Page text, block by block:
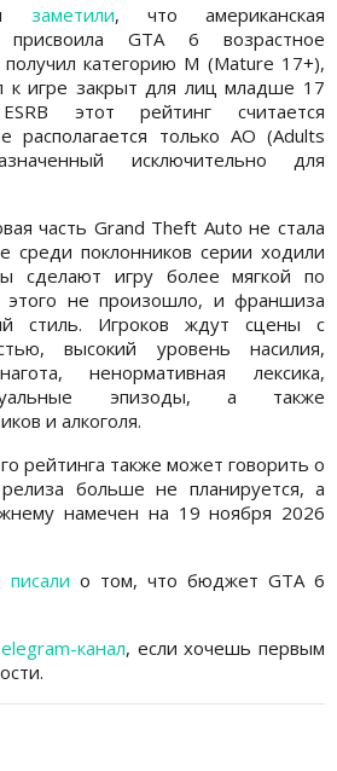
заметили, что американская
присвоила GTA 6 возрастное
категорию M (Mature 17+),
к игре закрыт для лиц младше 17
этот рейтинг считается
располагается только AO (Adults
исключительно для
часть Grand Theft Auto не стала
среди поклонников серии ходили
сделают игру более мягкой по
не произошло, и франшиза
стиль. Игроков ждут сцены с
высокий уровень насилия,
ненормативная лексика,
эпизоды, а также
и алкоголя.
рейтинга также может говорить о
больше не планируется, а
намечен на 19 ноября 2026
писали о том, что бюджет GTA 6
канал, если хочешь первым